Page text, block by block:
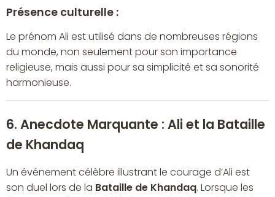
Présence culturelle :
Le prénom Ali est utilisé dans de nombreuses régions
du monde, non seulement pour son importance
religieuse, mais aussi pour sa simplicité et sa sonorité
harmonieuse.
6. Anecdote Marquante : Ali et la Bataille
de Khandaq
Un événement célèbre illustrant le courage d’Ali est
son duel lors de la Bataille de Khandaq. Lorsque les